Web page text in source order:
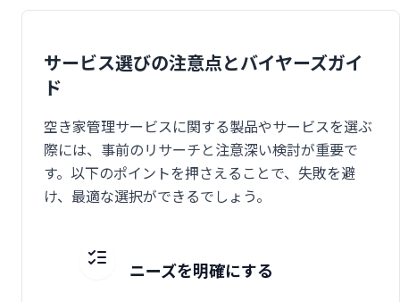
サービス選びの注意点とバイヤーズガイ
ド
空き家管理サービスに関する製品やサービスを選ぶ
際には、事前のリサーチと注意深い検討が重要で
す。以下のポイントを押さえることで、失敗を避
け、最適な選択ができるでしょう。
ニーズを明確にする